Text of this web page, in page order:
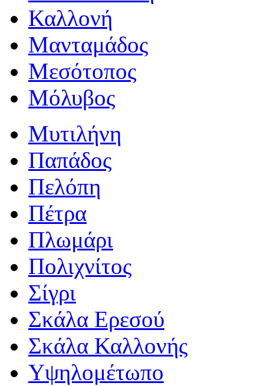
Καλλονή
Μανταμάδος
Μεσότοπος
Μόλυβος
Μυτιλήνη
Παπάδος
Πελόπη
Πέτρα
Πλωμάρι
Πολιχνίτος
Σίγρι
Σκάλα Ερεσού
Σκάλα Καλλονής
Υψηλομέτωπο